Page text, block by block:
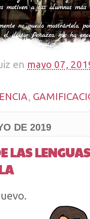
en mayo 07,
,
DE 2019
LAS